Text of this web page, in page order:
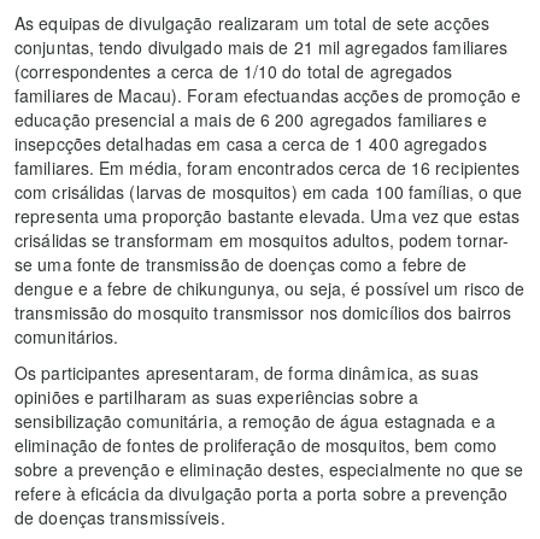
As equipas de divulgação realizaram um total de sete acções
conjuntas, tendo divulgado mais de 21 mil agregados familiares
(correspondentes a cerca de 1/10 do total de agregados
familiares de Macau). Foram efectuandas acções de promoção e
educação presencial a mais de 6 200 agregados familiares e
insepcções detalhadas em casa a cerca de 1 400 agregados
familiares. Em média, foram encontrados cerca de 16 recipientes
com crisálidas (larvas de mosquitos) em cada 100 famílias, o que
representa uma proporção bastante elevada. Uma vez que estas
crisálidas se transformam em mosquitos adultos, podem tornar-
se uma fonte de transmissão de doenças como a febre de
dengue e a febre de chikungunya, ou seja, é possível um risco de
transmissão do mosquito transmissor nos domicílios dos bairros
comunitários.
Os participantes apresentaram, de forma dinâmica, as suas
opiniões e partilharam as suas experiências sobre a
sensibilização comunitária, a remoção de água estagnada e a
eliminação de fontes de proliferação de mosquitos, bem como
sobre a prevenção e eliminação destes, especialmente no que se
refere à eficácia da divulgação porta a porta sobre a prevenção
de doenças transmissíveis.